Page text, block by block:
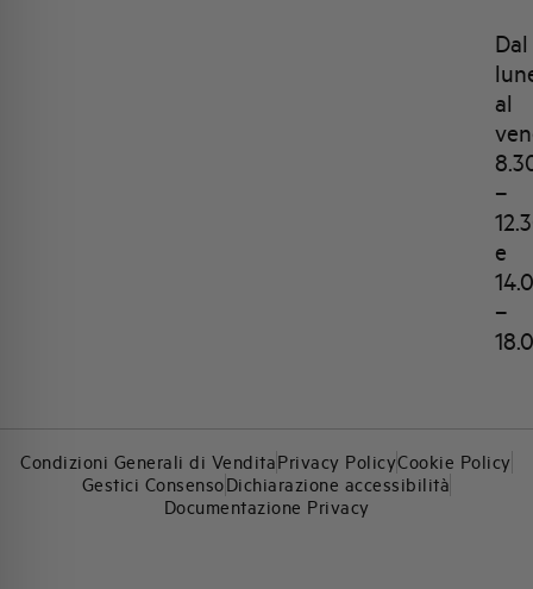
Dal
al
–
e
–
Condizioni Generali di VenditaPrivacy PolicyCookie Policy
Gestici ConsensoDichiarazione accessibilità
Documentazione Privacy